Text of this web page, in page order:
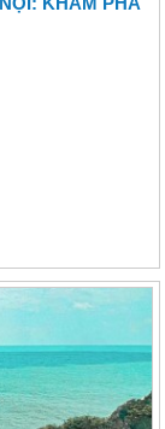
đẹp và hoang sơ
,Sơn Hào,Quan
trong hành
gì thú vị hơn khi
lành và để lòng
sống thường nhật.
thắng nổi tiếng trên